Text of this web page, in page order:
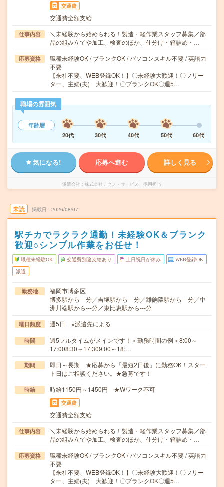
交通費
交通費全額支給
仕事内容
＼未経験から始められる！製造・軽作業スタッフ募集／部
品の組み立てや加工、検査のほか、仕分け・箱詰め・…
応募資格
職種未経験OK / ブランクOK / パソコンスキル不要 / 英語力
不要
【来社不要、WEB登録OK！】〇未経験大歓迎！〇フリー
ター、主婦(夫) 大歓迎！〇ブランクOK〇週5…
職場の雰囲気
年齢層
20代
30代 40代 50代 60代
気になる! 応募へ進む 詳しく見る
派遣会社 株式会社テクノ・サービス 採用担当
未読 掲載日 2026/08/07
駅チカでラクラク通勤！未経験OK＆ブランク
歓迎○シンプル作業をお任せ！
職種未経験OK 交通費別途支給あり 土日祝日が休み WEB登録OK
派遣
勤務地
福岡市博多区
博多駅から---分／吉塚駅から---分／雑餉隈駅から---分／中
洲川端駅から---分／東比恵駅から---分
曜日頻度 週5日 ※派遣先による
時間
週5フルタイムがメインです！＜勤務時間の例＞8:00～
17:008:30～17:309:00～18:…
期間
即日～長期 ★応募から「最短2日後」に勤務OK！スター
ト日はご相談ください。★急募です！
時給 時給1150円～1450円 ★Wワーク不可
交通費
交通費全額支給
仕事内容
＼未経験から始められる！製造・軽作業スタッフ募集／部
品の組み立てや加工、検査のほか、仕分け・箱詰め・…
応募資格
職種未経験OK / ブランクOK / パソコンスキル不要 / 英語力
不要
【来社不要、WEB登録OK！】〇未経験大歓迎！〇フリー
ター、主婦(夫) 大歓迎！〇ブランクOK〇週5…